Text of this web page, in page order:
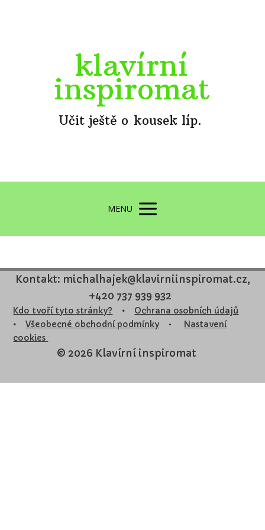
klavírní
inspiromat
Učit ještě o kousek líp.
MENU
Kontakt: michalhajek@klavirniinspiromat.cz,
+420 737 939 932
Kdo tvoří tyto stránky? •
Ochrana osobních údajů
•
Všeobecné obchodní podmínky • Nastavení
cookies
© 2026 Klavírní inspiromat